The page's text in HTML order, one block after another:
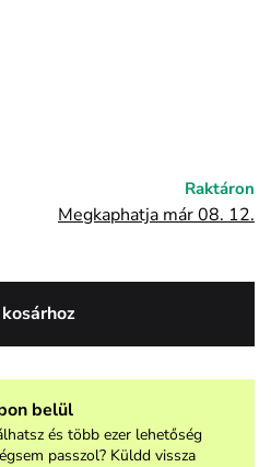
Raktáron
Megkaphatja már 08. 12.
belül
és több ezer lehetőség
passzol? Küldd vissza